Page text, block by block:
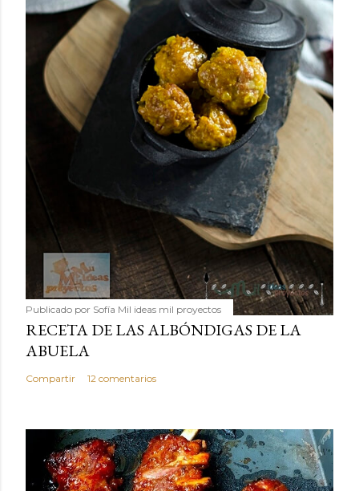
Publicado por Sofía Mil ideas mil proyectos
RECETA DE LAS ALBÓNDIGAS DE LA
ABUELA
Compartir 12 comentarios